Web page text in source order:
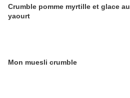
Crumble pomme myrtille et glace au
yaourt
Mon muesli crumble